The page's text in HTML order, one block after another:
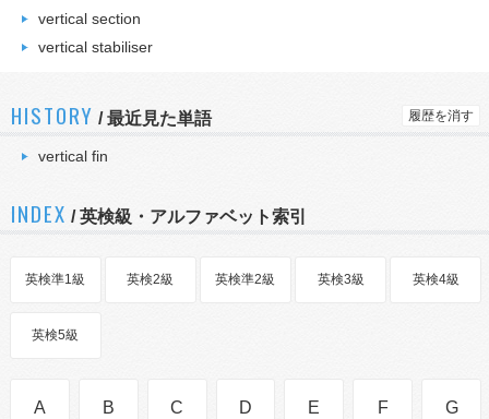
vertical section
vertical stabiliser
HISTORY /最近見た単語 履歴を消す
vertical fin
INDEX / 英検級・アルファベット索引
英検準1級 英検2級 英検準2級 英検3級 英検4級
英検5級
A B C D E F G